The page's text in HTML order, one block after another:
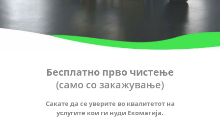
КЛИЕНТИ
Бесплатно прво чистење
(само со закажување)
Сакате да се уверите во квалитетот на
услугите кои ги нуди Екомагија.